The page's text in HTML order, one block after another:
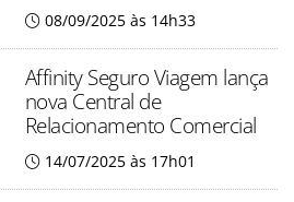
08/09/2025 às 14h33
Affinity Seguro Viagem lança
nova Central de
Relacionamento Comercial
14/07/2025 às 17h01